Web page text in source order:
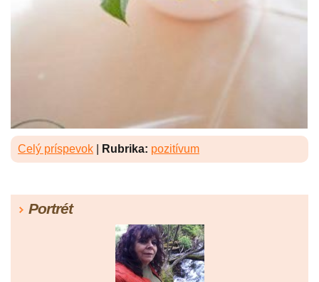
Celý príspevok Rubrika: pozitívum
Portrét